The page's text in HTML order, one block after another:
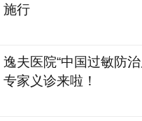
施行
逸夫医院“中国过敏防
专家义诊来啦！